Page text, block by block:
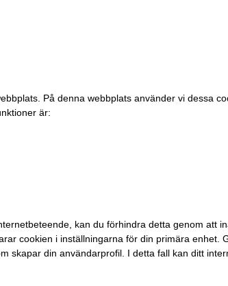
På denna webbplats använder vi dessa
är:
kan du förhindra detta genom att
cookien i inställningarna för din primära enhet.
skapar din användarprofil. I detta fall kan ditt